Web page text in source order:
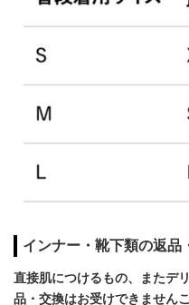
インナー・靴下類の返品
直接肌につけるもの、またデ
品・交換はお受けできません